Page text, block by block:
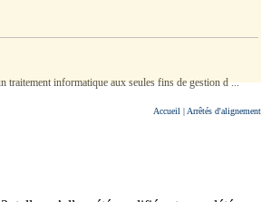
traitement informatique aux seules fins de gestion d ...
Accueil | Arrêtés d'alignement